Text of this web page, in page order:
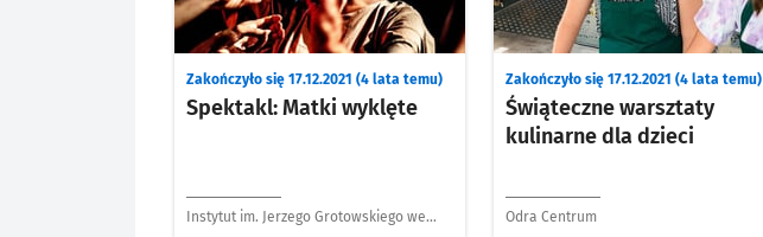
Spektakl: Matki wyklęte
Zakończyło się 17.12.2021 (4 lata temu)
Instytut im. Jerzego Grotowskiego we
Wrocławiu
Świąteczne warsztaty
kulinarne dla dzieci
Zakończyło się 17.12.2021 (4 lata temu)
Odra Centrum